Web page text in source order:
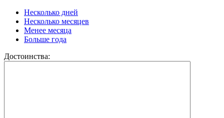
Несколько дней
Несколько месяцев
Менее месяца
Больше года
Достоинства: